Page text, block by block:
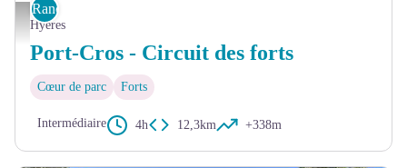
Vue sur le fort de Port Man et l'île du Levant - Tiphaine Deroin
Randonnée
Hyères
Port-Cros - Circuit des forts
Cœur de parc Forts
Intermédiaire 4h 12,3km +338m